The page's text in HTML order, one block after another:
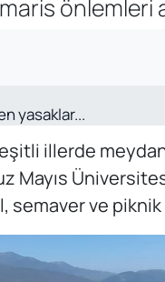
önlemleri
illerde
Mayıs
ve piknik